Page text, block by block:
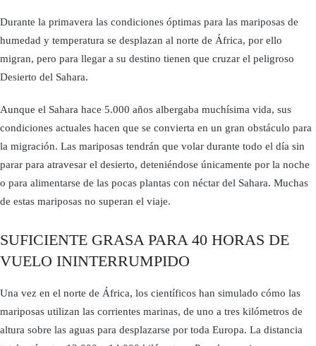
Durante la primavera las condiciones óptimas para las mariposas de
humedad y temperatura se desplazan al norte de África, por ello
migran, pero para llegar a su destino tienen que cruzar el peligroso
Desierto del Sahara.
Aunque el Sahara hace 5.000 años albergaba muchísima vida, sus
condiciones actuales hacen que se convierta en un gran obstáculo para
la migración. Las mariposas tendrán que volar durante todo el día sin
parar para atravesar el desierto, deteniéndose únicamente por la noche
o para alimentarse de las pocas plantas con néctar del Sahara. Muchas
de estas mariposas no superan el viaje.
SUFICIENTE GRASA PARA 40 HORAS DE
VUELO ININTERRUMPIDO
Una vez en el norte de África, los científicos han simulado cómo las
mariposas utilizan las corrientes marinas, de uno a tres kilómetros de
altura sobre las aguas para desplazarse por toda Europa. La distancia